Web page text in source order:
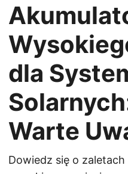
dla
Warte
Dowiedz się o